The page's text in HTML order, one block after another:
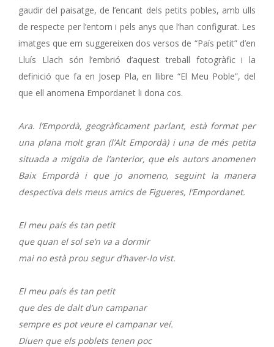
gaudir del paisatge, de l’encant dels petits pobles, amb ulls
de respecte per l’entorn i pels anys que l’han configurat. Les
imatges que em suggereixen dos versos de “País petit” d’en
Lluís Llach són l’embrió d’aquest treball fotogràfic i la
definició que fa en Josep Pla, en llibre “El Meu Poble”, del
que ell anomena Empordanet li dona cos.
Ara. l’Empordà, geogràficament parlant, està format per
una plana molt gran (l’Alt Empordà) i una de més petita
situada a migdia de l’anterior, que els autors anomenen
Baix Empordà i que jo anomeno, seguint la manera
despectiva dels meus amics de Figueres, l’Empordanet.
El meu país és tan petit
que quan el sol se’n va a dormir
mai no està prou segur d’haver-lo vist.
El meu país és tan petit
que des de dalt d’un campanar
sempre es pot veure el campanar veí.
Diuen que els poblets tenen poc